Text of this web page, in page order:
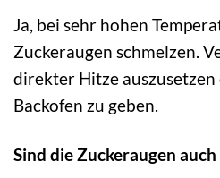
Ja, bei sehr hohen
Zuckeraugen schmelzen.
direkter Hitze auszusetzen
Backofen zu geben.
Sind die Zuckeraugen